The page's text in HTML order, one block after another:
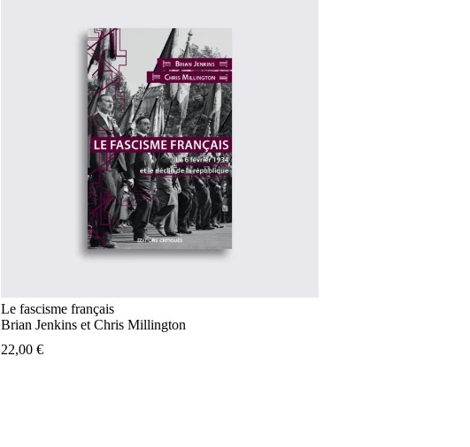
Le fascisme français
Brian Jenkins et Chris Millington
22,00€